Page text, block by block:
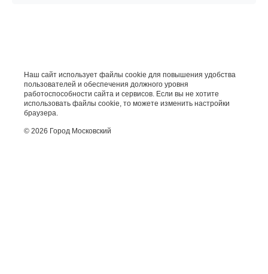
Наш сайт использует файлы cookie для повышения удобства
пользователей и обеспечения должного уровня
работоспособности сайта и сервисов. Если вы не хотите
использовать файлы cookie, то можете изменить настройки
браузера.
© 2026 Город Московский